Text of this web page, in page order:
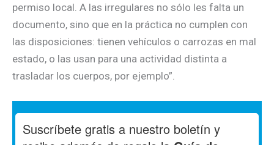
permiso local. A las irregulares no sólo les falta un
documento, sino que en la práctica no cumplen con
las disposiciones: tienen vehículos o carrozas en mal
estado, o las usan para una actividad distinta a
trasladar los cuerpos, por ejemplo”.